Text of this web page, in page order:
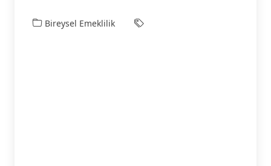
Bireysel Emeklilik